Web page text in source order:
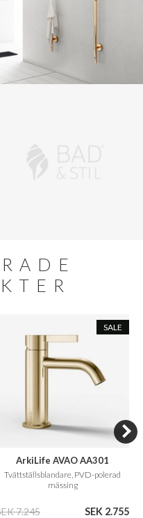
SALE
ArkiLife AVAO AA301
Tvättställsblandare, PVD-polerad
mässing
7.245 SEK 2.755